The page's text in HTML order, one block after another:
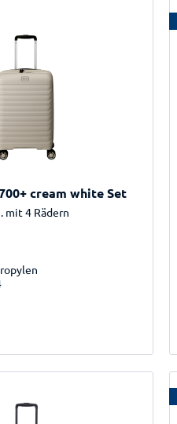
cream white Set
mit 4 Rädern